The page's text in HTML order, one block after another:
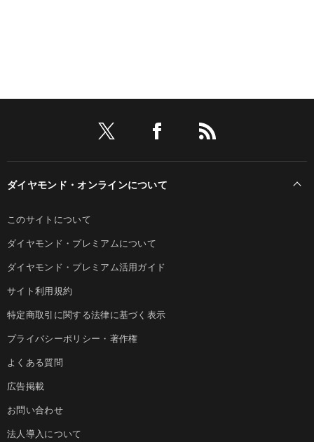
ダイヤモンド・オンラインについて
このサイトについて
ダイヤモンド・プレミアムについて
ダイヤモンド・プレミアム活用ガイド
サイト利用規約
特定商取引に関する法律に基づく表示
プライバシーポリシー・著作権
よくある質問
広告掲載
お問い合わせ
法人導入について